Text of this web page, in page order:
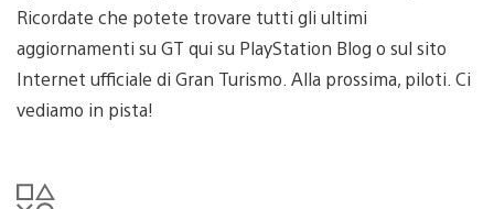
Ricordate che potete trovare tutti gli ultimi
aggiornamenti su GT qui su PlayStation Blog o sul sito
Internet ufficiale di Gran Turismo. Alla prossima, piloti. Ci
vediamo in pista!